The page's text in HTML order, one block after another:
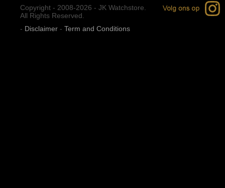
Copyright - 2008-2026 - JK Watchstore.
All Rights Reserved.
- Disclaimer - Term and Conditions